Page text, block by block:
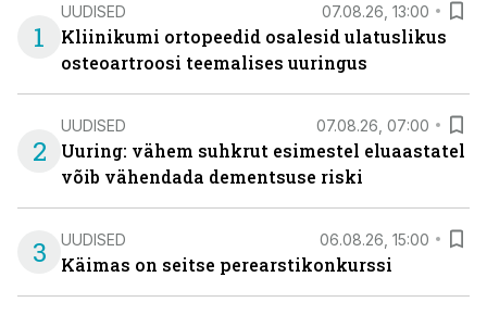
1
UUDISED 07.08.26, 13:00
Kliinikumi ortopeedid osalesid ulatuslikus
osteoartroosi teemalises uuringus
2
UUDISED 07.08.26, 07:00
Uuring: vähem suhkrut esimestel eluaastatel
võib vähendada dementsuse riski
3 UUDISED 06.08.26, 15:00
Käimas on seitse perearstikonkurssi